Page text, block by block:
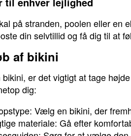
på stranden, poolen eller en
din selvtillid og få dig til at
af bikini
er det vigtigt at tage
dig:
Vælg en bikini, der
materiale: Gå efter